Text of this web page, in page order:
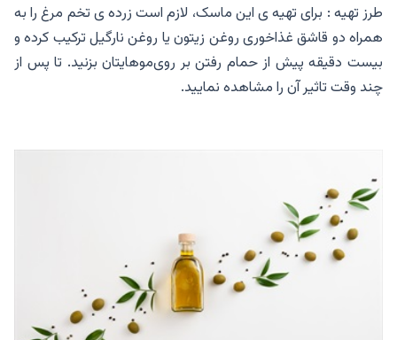
طرز تهیه : برای تهیه ی این ماسک، لازم است زرده ی تخم مرغ را به
همراه دو قاشق غذاخوری روغن زیتون یا روغن نارگیل ترکیب کرده و
بیست دقیقه پیش از حمام رفتن بر روی‌موهایتان بزنید. تا پس از
چند وقت تاثیر آن را مشاهده نمایید.